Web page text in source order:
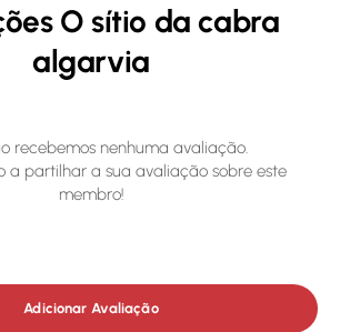
O sítio da cabra
algarvia
recebemos nenhuma avaliação.
a partilhar a sua avaliação sobre este
membro!
Adicionar Avaliação